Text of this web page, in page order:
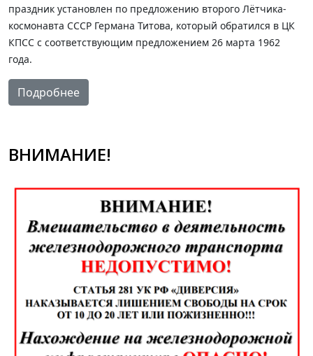
праздник установлен по предложению второго Лётчика-
космонавта СССР Германа Титова, который обратился в ЦК
КПСС с соответствующим предложением 26 марта 1962
года.
Подробнее
ВНИМАНИЕ!